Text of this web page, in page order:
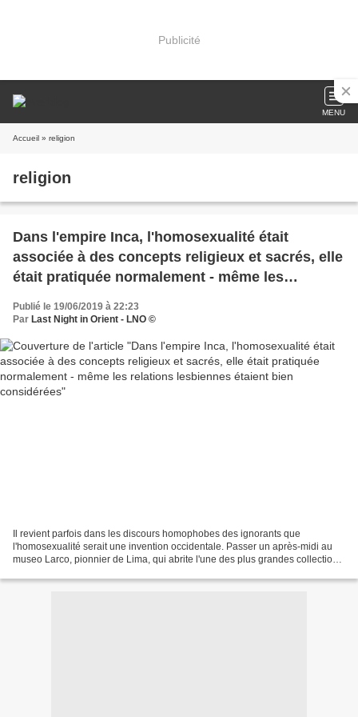
Publicité
MENU
Accueil » religion
religion
Dans l'empire Inca, l'homosexualité était
associée à des concepts religieux et sacrés, elle
était pratiquée normalement - même les
relations lesbiennes étaient bien considérées
Publié le 19/06/2019 à 22:23
Par Last Night in Orient - LNO ©
Il revient parfois dans les discours homophobes des ignorants que
l'homosexualité serait une invention occidentale. Passer un après-midi au
museo Larco, pionnier de Lima, qui abrite l'une des plus grandes collections